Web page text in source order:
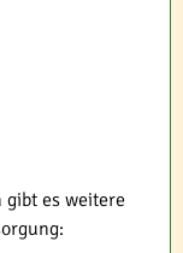
gibt es weitere